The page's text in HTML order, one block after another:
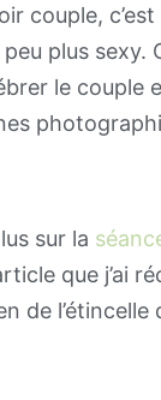
couple, c’est
plus sexy.
le couple
sur la
que j’ai
de l’étincelle